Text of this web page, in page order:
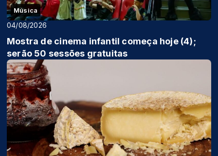
Música
04/08/2026
Mostra de cinema infantil começa hoje (4);
serão 50 sessões gratuitas